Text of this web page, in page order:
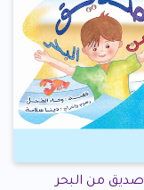
صديق من البحر